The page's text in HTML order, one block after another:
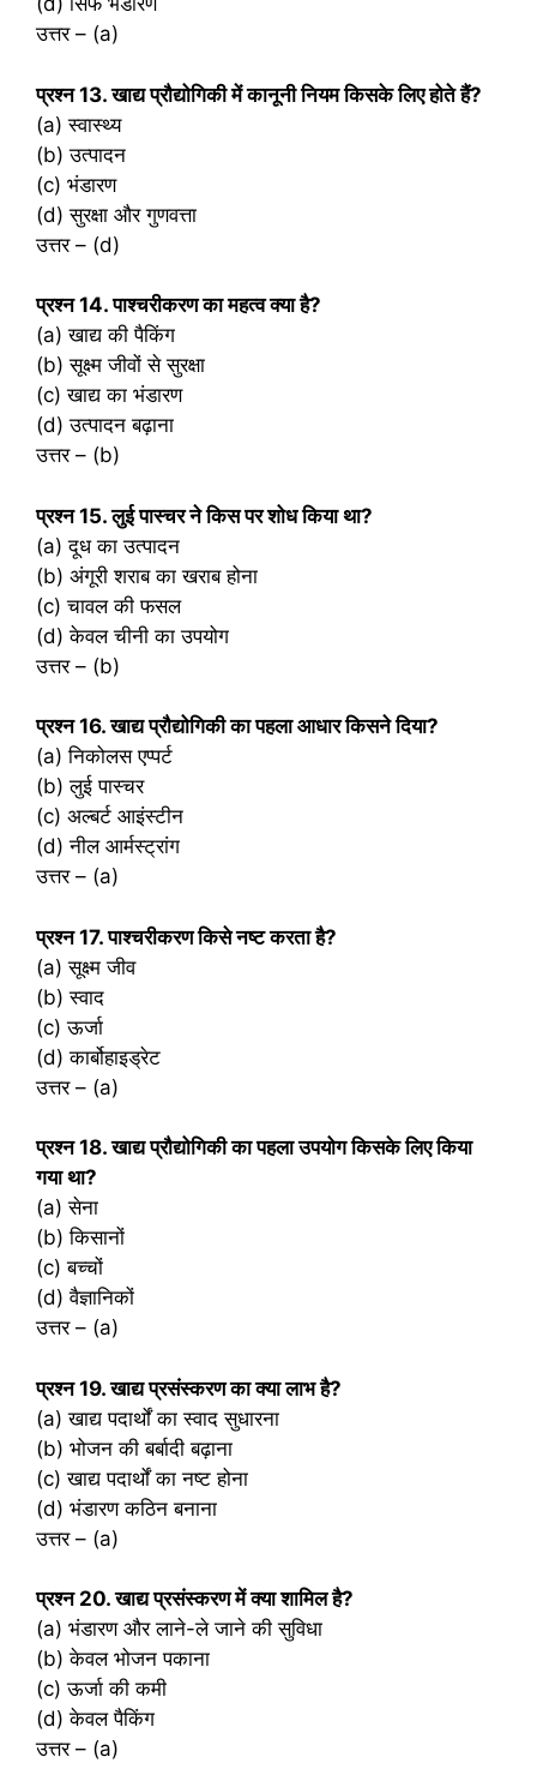
उत्तर – (a)
प्रश्‍न 13. खाद्य प्रौद्योगिकी में कानूनी नियम किसके लिए होते हैं?
(a) स्वास्थ्य
(b) उत्पादन
(c) भंडारण
(d) सुरक्षा और गुणवत्ता
उत्तर – (d)
प्रश्‍न 14. पाश्चरीकरण का महत्व क्या है?
(a) खाद्य की पैकिंग
(b) सूक्ष्म जीवों से सुरक्षा
(c) खाद्य का भंडारण
(d) उत्पादन बढ़ाना
उत्तर – (b)
प्रश्‍न 15. लुई पास्चर ने किस पर शोध किया था?
(a) दूध का उत्पादन
(b) अंगूरी शराब का खराब होना
(c) चावल की फसल
(d) केवल चीनी का उपयोग
उत्तर – (b)
प्रश्‍न 16. खाद्य प्रौद्योगिकी का पहला आधार किसने दिया?
(a) निकोलस एप्पर्ट
(b) लुई पास्चर
(c) अल्बर्ट आइंस्टीन
(d) नील आर्मस्ट्रांग
उत्तर – (a)
प्रश्‍न 17. पाश्चरीकरण किसे नष्ट करता है?
(a) सूक्ष्म जीव
(b) स्वाद
(c) ऊर्जा
(d) कार्बोहाइड्रेट
उत्तर – (a)
प्रश्‍न 18. खाद्य प्रौद्योगिकी का पहला उपयोग किसके लिए किया
गया था?
(a) सेना
(b) किसानों
(c) बच्चों
(d) वैज्ञानिकों
उत्तर – (a)
प्रश्‍न 19. खाद्य प्रसंस्करण का क्या लाभ है?
(a) खाद्य पदार्थों का स्वाद सुधारना
(b) भोजन की बर्बादी बढ़ाना
(c) खाद्य पदार्थों का नष्ट होना
(d) भंडारण कठिन बनाना
उत्तर – (a)
प्रश्‍न 20. खाद्य प्रसंस्करण में क्या शामिल है?
(a) भंडारण और लाने-ले जाने की सुविधा
(b) केवल भोजन पकाना
(c) ऊर्जा की कमी
(d) केवल पैकिंग
उत्तर – (a)